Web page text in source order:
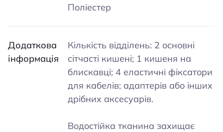
Поліестер
Додаткова
інформація
Кількість відділень: 2 основні
сітчасті кишені; 1 кишеня на
блискавці; 4 еластичні фіксатори
для кабелів; адаптерів або інших
дрібних аксесуарів.
Водостійка тканина захищає